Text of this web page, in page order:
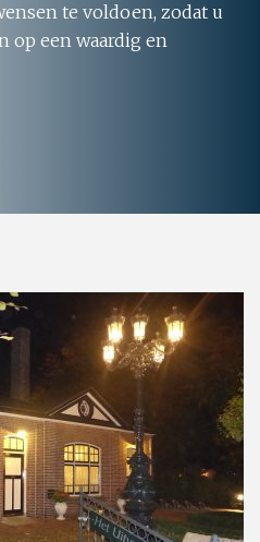
te voldoen, zodat u
op een waardig en